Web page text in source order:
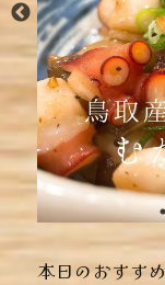
本日のおすすめ